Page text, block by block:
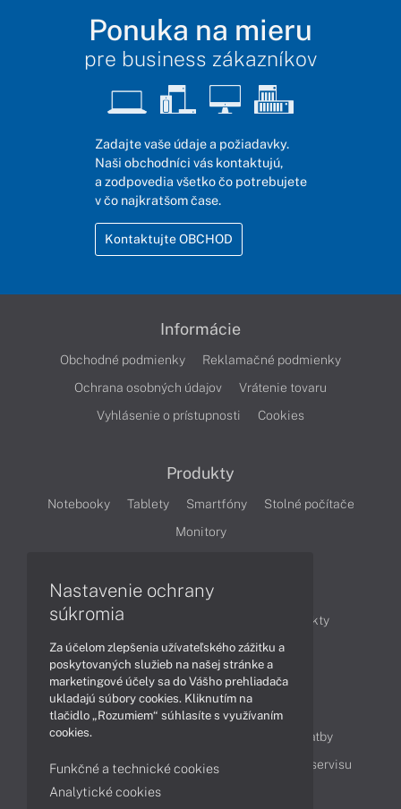
Ponuka na mieru
pre business zákazníkov
Zadajte vaše údaje a požiadavky.
Naši obchodníci vás kontaktujú,
a zodpovedia všetko čo potrebujete
v čo najkratšom čase.
Kontaktujte OBCHOD
Informácie
Obchodné podmienky
Reklamačné podmienky
Ochrana osobných údajov
Vrátenie tovaru
Vyhlásenie o prístupnosti
Cookies
Produkty
Notebooky Tablety Smartfóny
Stolné počítače
Monitory
Články
Obchodné informácie
Produkty
Technológie
Videá
Obsah
Ako nakupovať
Možnosti doručenia a platby
Podpora a servis
Servisné služby Cenník servisu
Nastavenie ochrany
súkromia
Za účelom zlepšenia užívateľského zážitku a
poskytovaných služieb na našej stránke a
marketingové účely sa do Vášho prehliadača
ukladajú súbory cookies. Kliknutím na
tlačidlo „Rozumiem“ súhlasíte s využívaním
cookies.
Funkčné a technické cookies
Analytické cookies